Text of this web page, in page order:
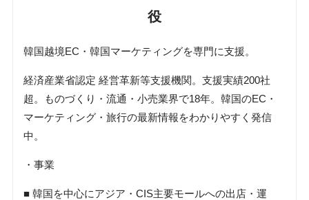
役
韓国越境EC・韓国マーケティングを専門に支援。
経済産業省認定 経営革新等支援機関。支援実績200社
超。ものづくり・流通・小売業界で18年。韓国のEC・
マーケティング・旅行の最新情報をわかりやすく発信
中。
・事業
■ 韓国を中心にアジア・CIS主要モールへの出店・運